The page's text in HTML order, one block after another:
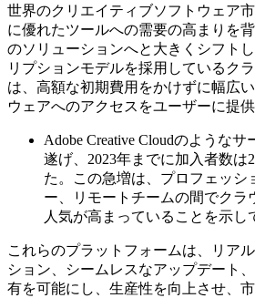
世界のクリエイティブソフトウェア
に優れたツールへの需要の高まりを
のソリューションへと大きくシフト
リプションモデルを採用しているク
は、高額な初期費用をかけずに幅広
ウェアへのアクセスをユーザーに提供
Adobe Creative Cloudのような
遂げ、2023年までに加入者数は
た。この急増は、プロフェッシ
ー、リモートチームの間でクラ
人気が高まっていることを示し
これらのプラットフォームは、リア
ション、シームレスなアップデート
有を可能にし、生産性を向上させ、